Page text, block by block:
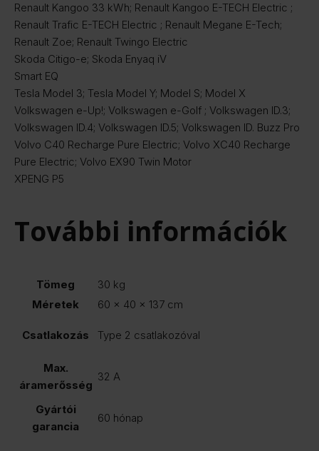
Renault Kangoo 33 kWh; Renault Kangoo E-TECH Electric ;
Renault Trafic E-TECH Electric ; Renault Megane E-Tech;
Renault Zoe; Renault Twingo Electric
Skoda Citigo-e; Skoda Enyaq iV
Smart EQ
Tesla Model 3; Tesla Model Y; Model S; Model X
Volkswagen e-Up!; Volkswagen e-Golf ; Volkswagen ID.3;
Volkswagen ID.4; Volkswagen ID.5; Volkswagen ID. Buzz Pro
Volvo C40 Recharge Pure Electric; Volvo XC40 Recharge
Pure Electric; Volvo EX90 Twin Motor
XPENG P5
További információk
Tömeg
30 kg
Méretek
60 × 40 × 137 cm
Csatlakozás Type 2 csatlakozóval
Max.
áramerősség
32 A
Gyártói
garancia
60 hónap